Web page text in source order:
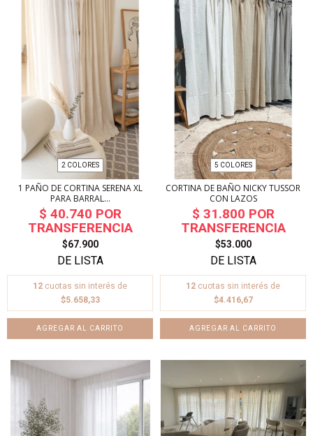
2 COLORES
1 PAÑO DE CORTINA SERENA XL
PARA BARRAL...
$67.900
12 cuotas sin interés de
$5.658,33
AGREGAR AL CARRITO
5 COLORES
CORTINA DE BAÑO NICKY TUSSOR
CON LAZOS
$53.000
12 cuotas sin interés de
$4.416,67
AGREGAR AL CARRITO